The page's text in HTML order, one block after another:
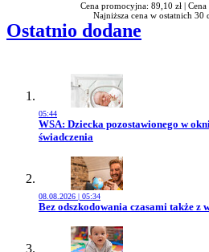
Cena promocyjna: 89,10 zł |
Najniższa cena w ostatnich 30
Ostatnio dodane
05:44
Przejdź do artykułu:
WSA: Dziecka pozostawionego w
świadczenia
08.08.2026 | 05:34
Przejdź do artykułu:
Bez odszkodowania czasami także z